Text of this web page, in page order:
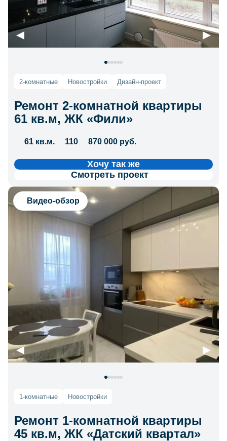
2-комнатные Новостройки Дизайн-проект
Ремонт 2-комнатной квартиры
61 кв.м, ЖК «Фили»
61 кв.м. 110 870 000 руб.
Хочу так же
Смотреть проект
Видео-обзор
1-комнатные Новостройки
Ремонт 1-комнатной квартиры
45 кв.м, ЖК «Датский квартал»